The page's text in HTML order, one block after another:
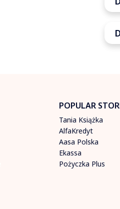
POPULAR
Tania Książka
AlfaKredyt
Aasa Polska
Ekassa
Pożyczka Plus